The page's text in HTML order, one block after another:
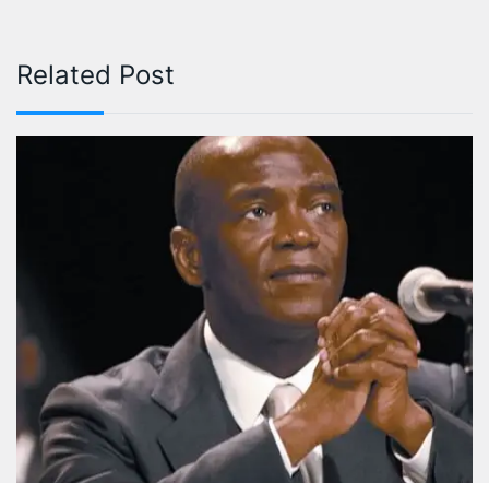
Related Post